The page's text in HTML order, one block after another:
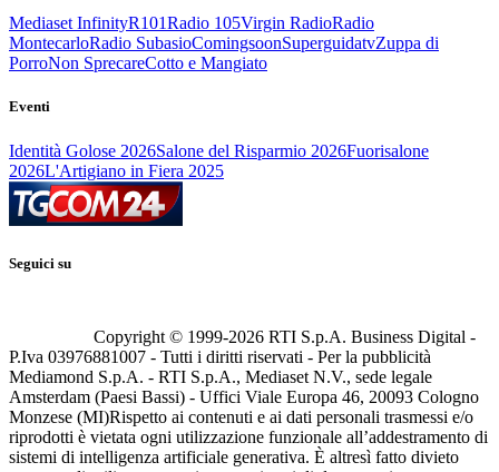
Mediaset InfinityR101Radio 105Virgin RadioRadio
MontecarloRadio SubasioComingsoonSuperguidatvZuppa di
PorroNon SprecareCotto e Mangiato
Eventi
Identità Golose 2026Salone del Risparmio 2026Fuorisalone
2026L'Artigiano in Fiera 2025
Seguici su
Copyright © 1999-2026 RTI S.p.A. Business Digital -
P.Iva 03976881007 - Tutti i diritti riservati - Per la pubblicità
Mediamond S.p.A. - RTI S.p.A., Mediaset N.V., sede legale
Amsterdam (Paesi Bassi) - Uffici Viale Europa 46, 20093 Cologno
Monzese (MI)Rispetto ai contenuti e ai dati personali trasmessi e/o
riprodotti è vietata ogni utilizzazione funzionale all’addestramento di
sistemi di intelligenza artificiale generativa. È altresì fatto divieto